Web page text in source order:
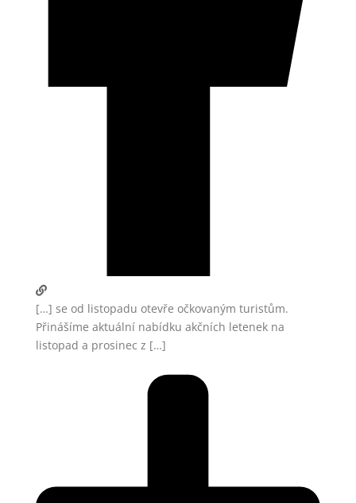
[…] se od listopadu otevře očkovaným turistům.
Přinášíme aktuální nabídku akčních letenek na
listopad a prosinec z […]